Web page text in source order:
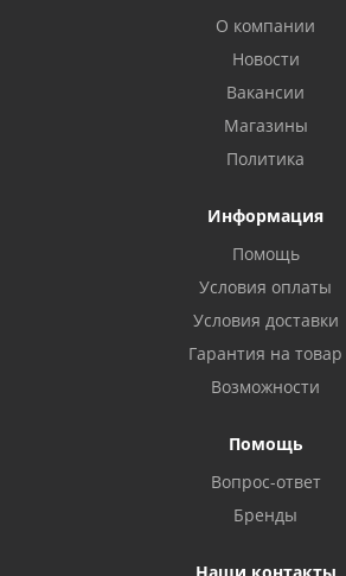
О компании
Новости
Вакансии
Магазины
Политика
Информация
Помощь
Условия оплаты
Условия доставки
Гарантия на товар
Возможности
Помощь
Вопрос-ответ
Бренды